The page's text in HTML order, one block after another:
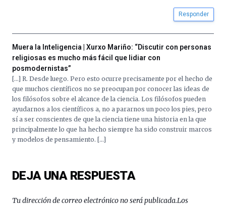
Responder
Muera la Inteligencia | Xurxo Mariño: “Discutir con personas
religiosas es mucho más fácil que lidiar con
posmodernistas”
[…] R. Desde luego. Pero esto ocurre precisamente por el hecho de
que muchos científicos no se preocupan por conocer las ideas de
los filósofos sobre el alcance de la ciencia. Los filósofos pueden
ayudarnos a los científicos a, no a pararnos un poco los pies, pero
sí a ser conscientes de que la ciencia tiene una historia en la que
principalmente lo que ha hecho siempre ha sido construir marcos
y modelos de pensamiento. […]
DEJA UNA RESPUESTA
Tu dirección de correo electrónico no será publicada.Los